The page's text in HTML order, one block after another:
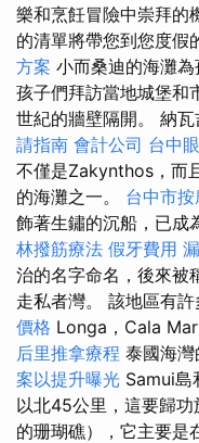
樂和烹飪冒險中崇拜的
的清單將帶您到您度假
方案 小而桑迪的海灘
孩子們拜訪當地城堡和
世紀的牆壁隔開。 納
請指南 會計公司 台中
不僅是Zakynthos，而
的海灘之一。 台中市
飾著生鏽的沉船，已成
林撥筋療法 假牙費用
治的名字命名，後來被
走私者灣。 該地區有
價格 Longa，Cala
后里推拿療程 泰國海灣
案以提升曝光 Samui島
以北45公里，這要歸
的珊瑚礁），它主要是